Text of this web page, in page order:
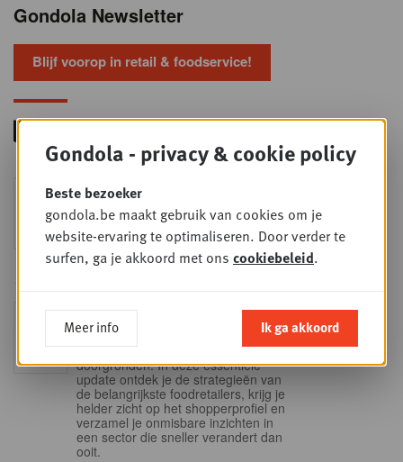
Gondola Newsletter
Blijf voorop in retail & foodservice!
WOE
9
SEP
Foodservice - Joint
business planning
Intro to Negotiation: Succes aan de
onderhandelingstafel is geen toeval!
15
Into Retail - Sold out
Mis deze unieke kans niet om het
Belgische retaillandschap volledig te
doorgronden. In deze essentiële
update ontdek je de strategieën van
de belangrijkste foodretailers, krijg je
helder zicht op het shopperprofiel en
verzamel je onmisbare inzichten in
een sector die sneller verandert dan
ooit.
Gondola - privacy & cookie policy
Beste bezoeker
gondola.be maakt gebruik van cookies om je
website-ervaring te optimaliseren. Door verder te
surfen, ga je akkoord met ons cookiebeleid.
Meer info Ik ga akkoord